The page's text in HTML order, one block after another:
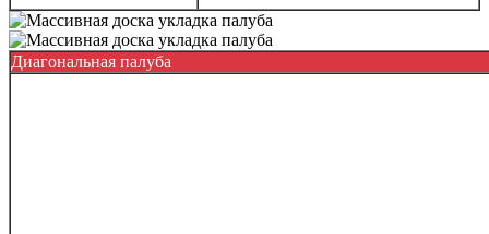
Диагональная палуба